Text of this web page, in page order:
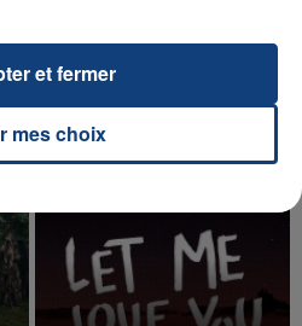
contre la clinique qui a
et présenté ses
mes choix
et fermer